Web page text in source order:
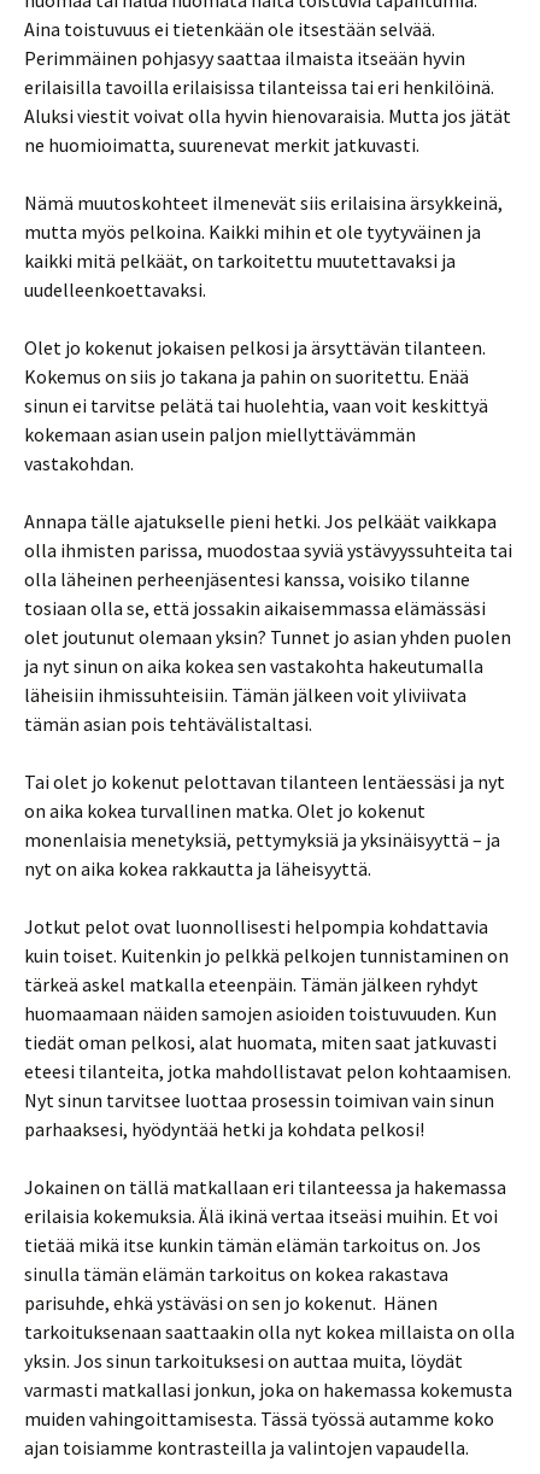
Aina toistuvuus ei tietenkään ole itsestään selvää.
Perimmäinen pohjasyy saattaa ilmaista itseään hyvin
erilaisilla tavoilla erilaisissa tilanteissa tai eri henkilöinä.
Aluksi viestit voivat olla hyvin hienovaraisia. Mutta jos jätät
ne huomioimatta, suurenevat merkit jatkuvasti.
Nämä muutoskohteet ilmenevät siis erilaisina ärsykkeinä,
mutta myös pelkoina. Kaikki mihin et ole tyytyväinen ja
kaikki mitä pelkäät, on tarkoitettu muutettavaksi ja
uudelleenkoettavaksi.
Olet jo kokenut jokaisen pelkosi ja ärsyttävän tilanteen.
Kokemus on siis jo takana ja pahin on suoritettu. Enää
sinun ei tarvitse pelätä tai huolehtia, vaan voit keskittyä
kokemaan asian usein paljon miellyttävämmän
vastakohdan.
Annapa tälle ajatukselle pieni hetki. Jos pelkäät vaikkapa
olla ihmisten parissa, muodostaa syviä ystävyyssuhteita tai
olla läheinen perheenjäsentesi kanssa, voisiko tilanne
tosiaan olla se, että jossakin aikaisemmassa elämässäsi
olet joutunut olemaan yksin? Tunnet jo asian yhden puolen
ja nyt sinun on aika kokea sen vastakohta hakeutumalla
läheisiin ihmissuhteisiin. Tämän jälkeen voit yliviivata
tämän asian pois tehtävälistaltasi.
Tai olet jo kokenut pelottavan tilanteen lentäessäsi ja nyt
on aika kokea turvallinen matka. Olet jo kokenut
monenlaisia menetyksiä, pettymyksiä ja yksinäisyyttä – ja
nyt on aika kokea rakkautta ja läheisyyttä.
Jotkut pelot ovat luonnollisesti helpompia kohdattavia
kuin toiset. Kuitenkin jo pelkkä pelkojen tunnistaminen on
tärkeä askel matkalla eteenpäin. Tämän jälkeen ryhdyt
huomaamaan näiden samojen asioiden toistuvuuden. Kun
tiedät oman pelkosi, alat huomata, miten saat jatkuvasti
eteesi tilanteita, jotka mahdollistavat pelon kohtaamisen.
Nyt sinun tarvitsee luottaa prosessin toimivan vain sinun
parhaaksesi, hyödyntää hetki ja kohdata pelkosi!
Jokainen on tällä matkallaan eri tilanteessa ja hakemassa
erilaisia kokemuksia. Älä ikinä vertaa itseäsi muihin. Et voi
tietää mikä itse kunkin tämän elämän tarkoitus on. Jos
sinulla tämän elämän tarkoitus on kokea rakastava
parisuhde, ehkä ystäväsi on sen jo kokenut. Hänen
tarkoituksenaan saattaakin olla nyt kokea millaista on olla
yksin. Jos sinun tarkoituksesi on auttaa muita, löydät
varmasti matkallasi jonkun, joka on hakemassa kokemusta
muiden vahingoittamisesta. Tässä työssä autamme koko
ajan toisiamme kontrasteilla ja valintojen vapaudella.